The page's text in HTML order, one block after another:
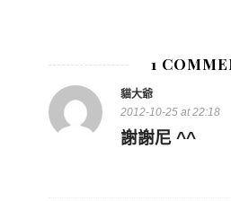
1
貓大爺
2012-10-25 at 22:18
謝謝尼 ^^